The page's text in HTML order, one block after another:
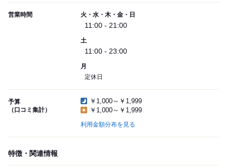
営業時間 火・水・木・金・日
11:00 - 21:00
土
11:00 - 23:00
月
定休日
予算
（口コミ集計）
￥1,000～￥1,999
￥1,000～￥1,999
利用金額分布を見る
特徴・関連情報